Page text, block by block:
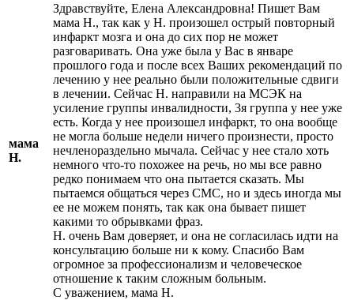
мама
Н.
Здравствуйте, Елена Александровна! Пишет Вам
мама Н., так как у Н. произошел острый повторный
инфаркт мозга и она до сих пор не может
разговаривать. Она уже была у Вас в январе
прошлого года и после всех Ваших рекомендаций по
лечению у нее реально были положительные сдвиги
в лечении. Сейчас Н. направили на МСЭК на
усиление группы инвалидности, 3я группа у нее уже
есть. Когда у нее произошел инфаркт, то она вообще
не могла больше недели ничего произнести, просто
нечленораздельно мычала. Сейчас у нее стало хоть
немного что-то похожее на речь, но мы все равно
редко понимаем что она пытается сказать. Мы
пытаемся общаться через СМС, но и здесь иногда мы
ее не можем понять, так как она бывает пишет
какими то обрывками фраз.
Н. очень Вам доверяет, и она не согласилась идти на
консультацию больше ни к кому. Спасибо Вам
огромное за профессионализм и человеческое
отношение к таким сложным больным.
С уважением, мама Н.